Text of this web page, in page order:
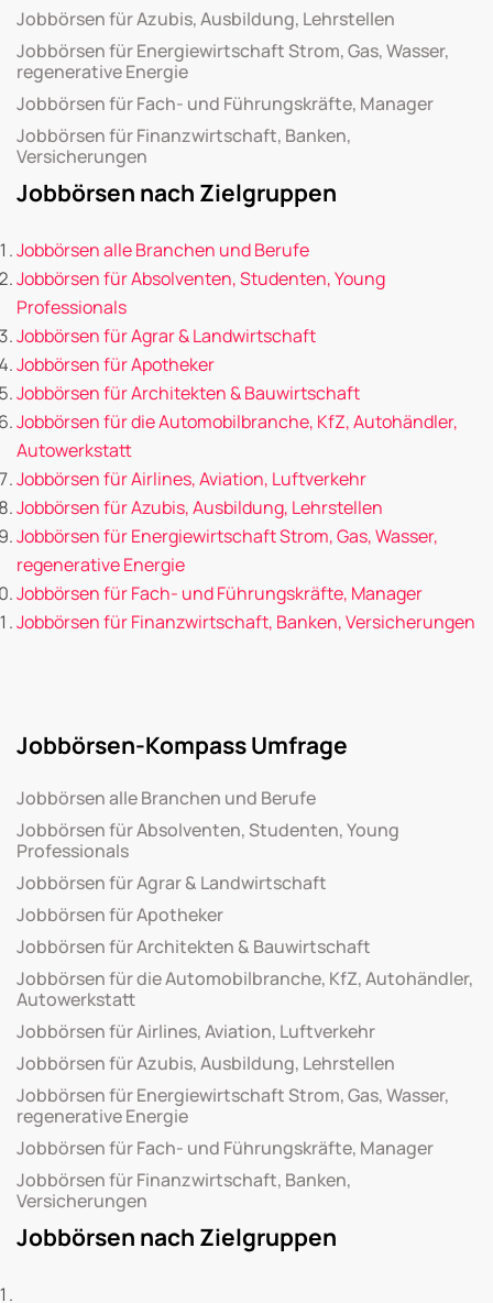
Jobbörsen für Azubis, Ausbildung, Lehrstellen
Jobbörsen für Energiewirtschaft Strom, Gas, Wasser,
regenerative Energie
Jobbörsen für Fach- und Führungskräfte, Manager
Jobbörsen für Finanzwirtschaft, Banken,
Versicherungen
Jobbörsen nach Zielgruppen
Jobbörsen alle Branchen und Berufe
Jobbörsen für Absolventen, Studenten, Young
Professionals
Jobbörsen für Agrar & Landwirtschaft
Jobbörsen für Apotheker
Jobbörsen für Architekten & Bauwirtschaft
Jobbörsen für die Automobilbranche, KfZ, Autohändler,
Autowerkstatt
Jobbörsen für Airlines, Aviation, Luftverkehr
Jobbörsen für Azubis, Ausbildung, Lehrstellen
Jobbörsen für Energiewirtschaft Strom, Gas, Wasser,
regenerative Energie
Jobbörsen für Fach- und Führungskräfte, Manager
Jobbörsen für Finanzwirtschaft, Banken, Versicherungen
Jobbörsen-Kompass Umfrage
Jobbörsen alle Branchen und Berufe
Jobbörsen für Absolventen, Studenten, Young
Professionals
Jobbörsen für Agrar & Landwirtschaft
Jobbörsen für Apotheker
Jobbörsen für Architekten & Bauwirtschaft
Jobbörsen für die Automobilbranche, KfZ, Autohändler,
Autowerkstatt
Jobbörsen für Airlines, Aviation, Luftverkehr
Jobbörsen für Azubis, Ausbildung, Lehrstellen
Jobbörsen für Energiewirtschaft Strom, Gas, Wasser,
regenerative Energie
Jobbörsen für Fach- und Führungskräfte, Manager
Jobbörsen für Finanzwirtschaft, Banken,
Versicherungen
Jobbörsen nach Zielgruppen